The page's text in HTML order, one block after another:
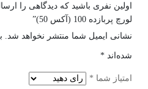
اولین نفری باشید که دیدگاهی را
لورچ پربازده 100 (آکس 50)”
نشانی ایمیل شما منتشر نخواهد شد.
شده‌اند *
امتیاز شما *